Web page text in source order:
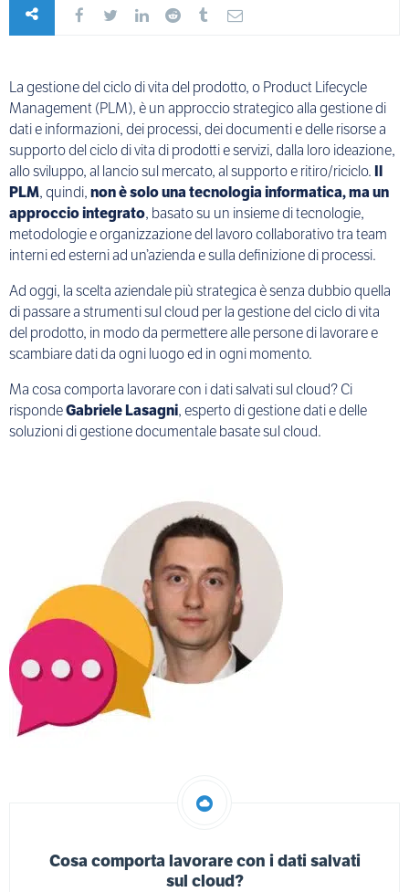
La gestione del ciclo di vita del prodotto, o Product Lifecycle
Management (PLM), è un approccio strategico alla gestione di
dati e informazioni, dei processi, dei documenti e delle risorse a
supporto del ciclo di vita di prodotti e servizi, dalla loro ideazione,
allo sviluppo, al lancio sul mercato, al supporto e ritiro/riciclo.Il
PLM, quindi,non è solo una tecnologia informatica, ma un
approccio integrato, basato su un insieme di tecnologie,
metodologie e organizzazione del lavoro collaborativo tra team
interni ed esterni ad un’azienda e sulla definizione di processi.
Ad oggi, la scelta aziendale più strategica è senza dubbio quella
di passare a strumenti sul cloud per la gestione del ciclo di vita
del prodotto, in modo da permettere alle persone di lavorare e
scambiare dati da ogni luogo ed in ogni momento.
Ma cosa comporta lavorare con i dati salvati sul cloud? Ci
rispondeGabriele Lasagni, esperto di gestione dati e delle
soluzioni di gestione documentale basate sul cloud.
Cosa comporta lavorare con i dati salvati
sul cloud?